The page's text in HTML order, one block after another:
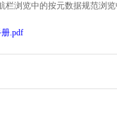
栏浏览中的按元数据规范浏
.pdf